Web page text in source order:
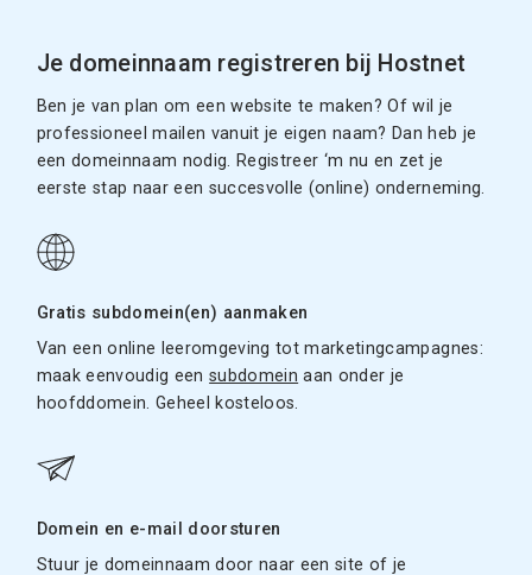
Je domeinnaam registreren bij Hostnet
Ben je van plan om een website te maken? Of wil je
professioneel mailen vanuit je eigen naam? Dan heb je
een domeinnaam nodig. Registreer ‘m nu en zet je
eerste stap naar een succesvolle (online) onderneming.
Gratis subdomein(en) aanmaken
Van een online leeromgeving tot marketingcampagnes:
maak eenvoudig eensubdomein aan onder je
hoofddomein. Geheel kosteloos.
Domein en e-mail doorsturen
Stuur je domeinnaam door naar een site of je